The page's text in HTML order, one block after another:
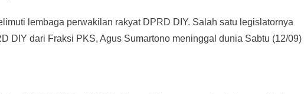
lembaga perwakilan rakyat DPRD DIY. Salah satu legislatornya
DIY dari Fraksi PKS, Agus Sumartono meninggal dunia Sabtu (12/09)